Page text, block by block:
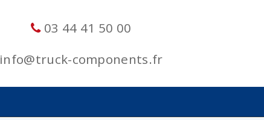
03 44 41 50 00
info@truck-components.fr